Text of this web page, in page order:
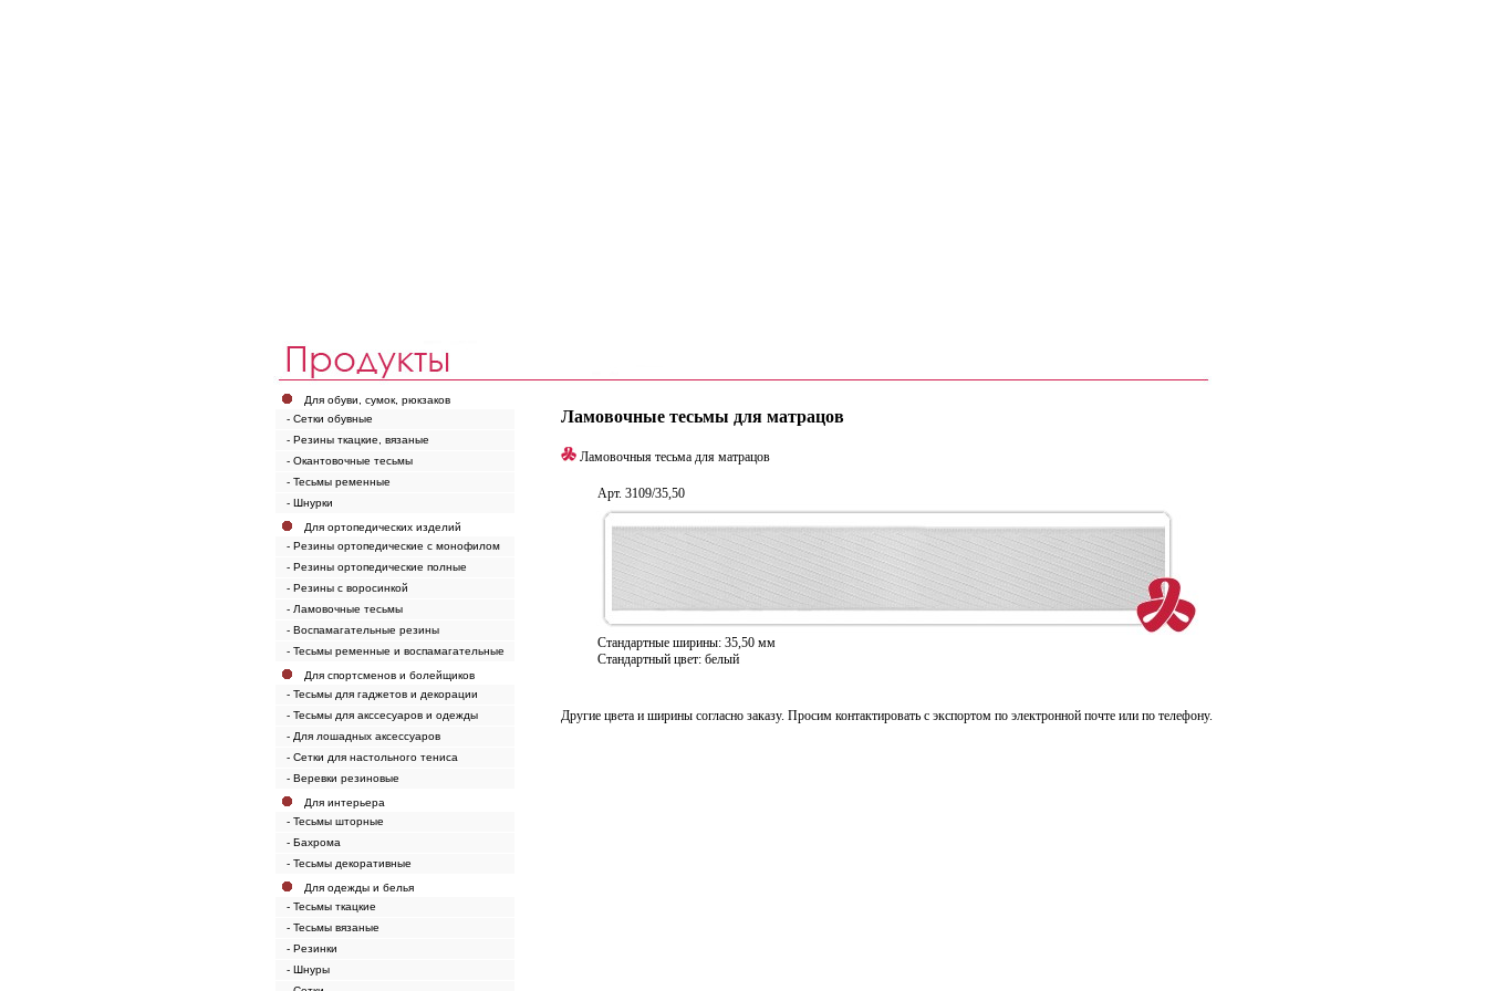
Для обуви, сумок, рюкзаков
- Сетки обувные
- Резины ткацкие, вязаные
- Окантовочные тесьмы
- Тесьмы ременные
- Шнурки
Для ортопедических изделий
- Резины ортопедические с монофилом
- Резины ортопедические полные
- Резины с воросинкой
- Ламовочные тесьмы
- Воспамагательные резины
- Тесьмы ременные и воспамагательные
Для спортсменов и болейщиков
- Тесьмы для гаджетов и декорации
- Тесьмы для акссесуаров и одежды
- Для лошадных аксессуаров
- Сетки для настольного тениса
- Веревки резиновые
Для интерьера
- Тесьмы шторные
- Бахрома
- Тесьмы декоративные
Для одежды и белья
- Тесьмы ткацкие
- Тесьмы вязаные
- Резинки
- Шнуры
Ламовочные тесьмы для матрацов
Ламовочныя тесьма для матрацов
Арт. 3109/35,50
Стандартные ширины: 35,50 мм
Стандартный цвет: белый
Другие цвета и ширины согласно заказу. Просим контактировать с экспортом по электронной почте или по телефону.